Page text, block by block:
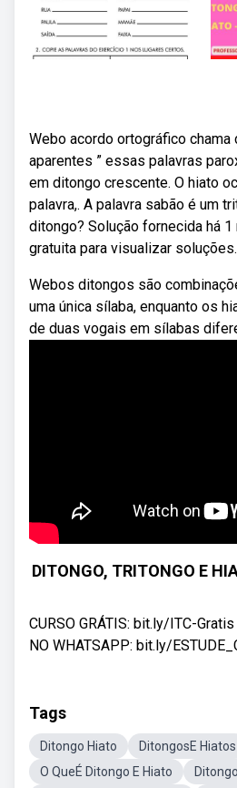
Webo acordo ortográfico chama
aparentes ” essas palavras
em ditongo crescente. O hiato
palavra,. A palavra sabão é um
ditongo? Solução fornecida há 1
gratuita para visualizar soluções.
Webos ditongos são
uma única sílaba, enquanto os
de duas vogais em sílabas
DITONGO, TRITONGO E
CURSO GRÁTIS: bit.ly/ITC-
NO WHATSAPP: bit.ly/
Tags
Ditongo Hiato
DitongosE Hiatos
O QueÉ Ditongo E Hiato